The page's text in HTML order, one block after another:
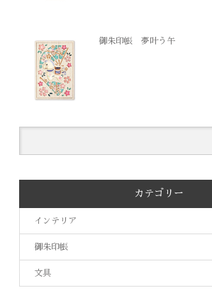
御朱印帳 夢叶う午
カテゴリー
インテリア
御朱印帳
文具